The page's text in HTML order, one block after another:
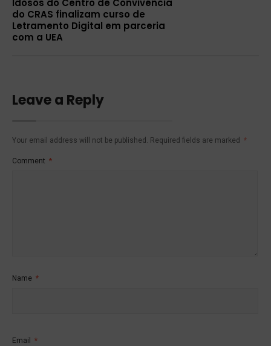
Idosos do Centro de Convivência
do CRAS finalizam curso de
Letramento Digital em parceria
com a UEA
Leave a Reply
Your email address will not be published. Required fields are marked *
Comment *
Name *
Email *